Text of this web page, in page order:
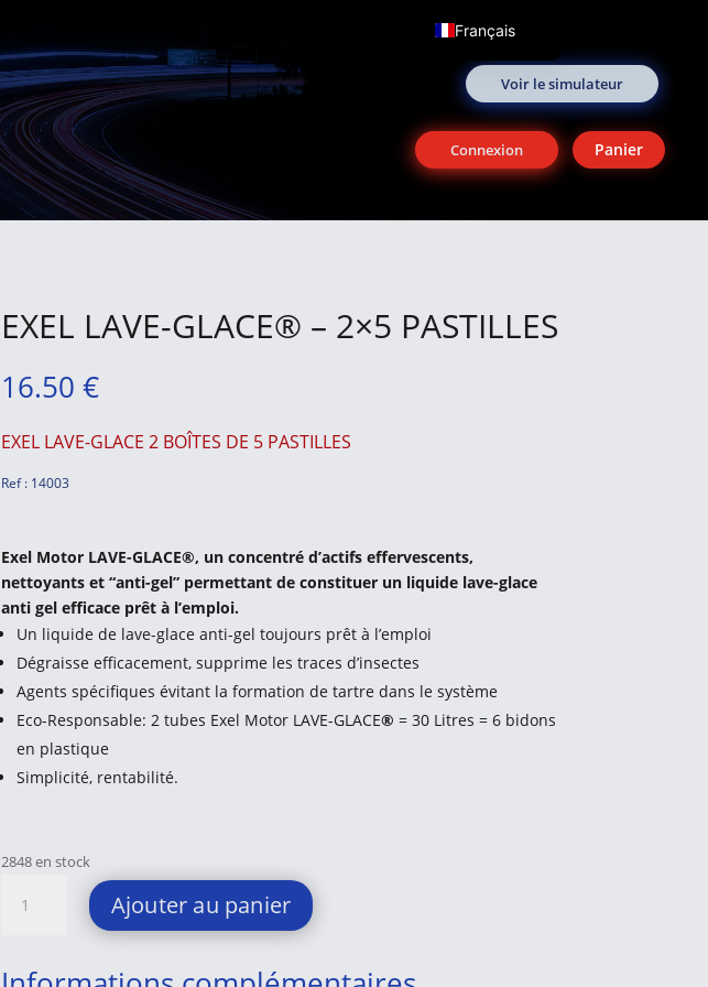
Voir le simulateur
Connexion Panier
EXEL LAVE-GLACE® – 2×5 PASTILLES
16.50 €
EXEL LAVE-GLACE 2 BOÎTES DE 5 PASTILLES
Ref : 14003
Exel Motor LAVE-GLACE®, un concentré d’actifs effervescents,
nettoyants et “anti-gel” permettant de constituer un liquide lave-glace
anti gel efficace prêt à l’emploi.
Un liquide de lave-glace anti-gel toujours prêt à l’emploi
Dégraisse efficacement, supprime les traces d’insectes
Agents spécifiques évitant la formation de tartre dans le système
Eco-Responsable: 2 tubes Exel Motor LAVE-GLACE® = 30 Litres = 6 bidons
en plastique
Simplicité, rentabilité.
2848 en stock
Ajouter au panier
Français
English (UK)